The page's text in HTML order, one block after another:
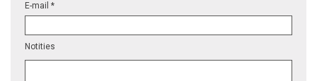
E-mail *
Notities